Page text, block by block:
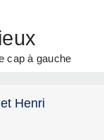
cap à gauche
Henri